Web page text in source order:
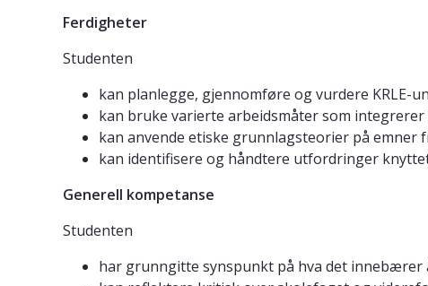
Ferdigheter
Studenten
kan planlegge, gjennomføre og vurdere
kan bruke varierte arbeidsmåter som
kan anvende etiske grunnlagsteorier på
kan identifisere og håndtere utfordringer
Generell kompetanse
Studenten
har grunngitte synspunkt på hva det innebærer